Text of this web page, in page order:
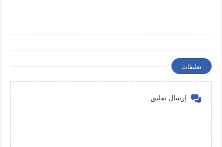
تعليقات
إرسال تعليق